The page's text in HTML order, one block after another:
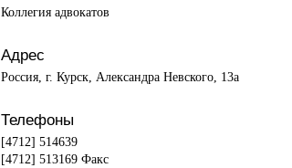
Коллегия адвокатов
Адрес
Россия, г. Курск, Александра Невского, 13а
Телефоны
[4712] 514639
[4712] 513169 Факс